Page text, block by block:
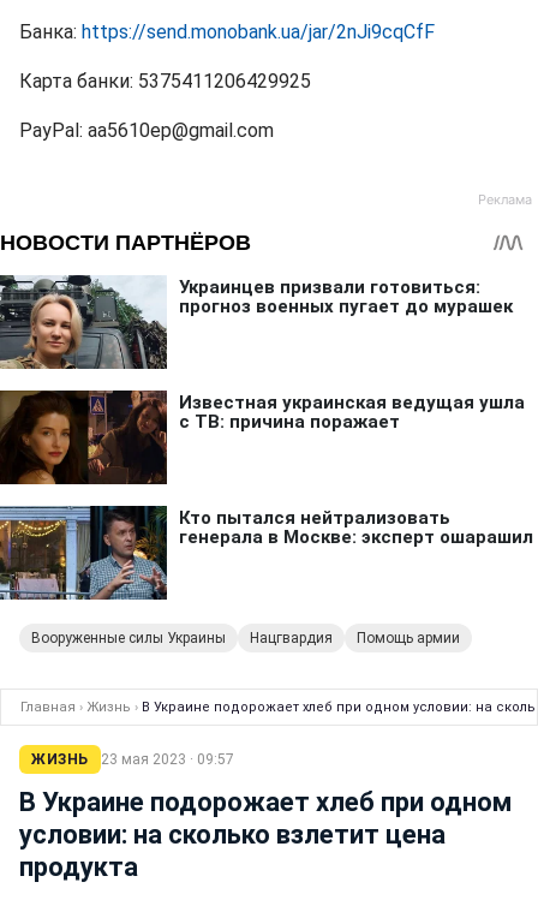
Банка: https://send.monobank.ua/jar/2nJi9cqCfF
Карта банки: 5375411206429925
PayPal: aa5610ep@gmail.com
Вооруженные силы Украины Нацгвардия Помощь армии
Главная › Жизнь › В Украине подорожает хлеб при одном условии: на
ЖИЗНЬ 23 мая 2023 · 09:57
В Украине подорожает хлеб при одном
условии: на сколько взлетит цена
продукта